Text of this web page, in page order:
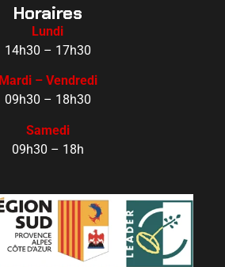
Horaires
Lundi
14h30 – 17h30
Mardi – Vendredi
09h30 – 18h30
Samedi
09h30 – 18h